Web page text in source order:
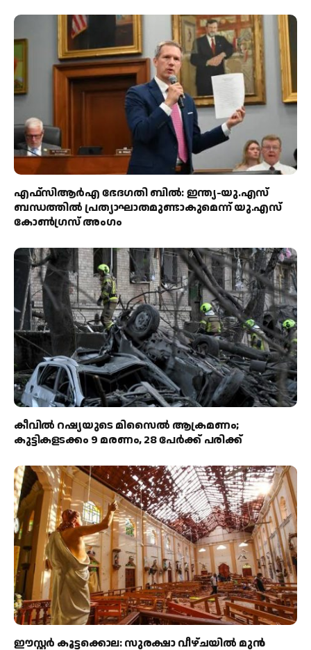
എഫ്‌സിആർഎ ഭേദഗതി ബിൽ: ഇന്ത്യ-യു.എസ്
ബന്ധത്തിൽ പ്രത്യാഘാതമുണ്ടാകുമെന്ന് യു.എസ്
കോൺഗ്രസ് അംഗം
കീവിൽ റഷ്യയുടെ മിസൈൽ ആക്രമണം;
കുട്ടികളടക്കം 9 മരണം, 28 പേർക്ക് പരിക്ക്
ഈസ്റ്റർ കൂട്ടക്കൊല: സുരക്ഷാ വീഴ്ചയിൽ മുൻ